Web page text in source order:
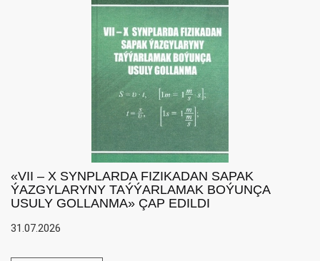
«VII – X SYNPLARDA FIZIKADAN SAPAK
ÝAZGYLARYNY TAÝÝARLAMAK BOÝUNÇA
USULY GOLLANMA» ÇAP EDILDI
31.07.2026